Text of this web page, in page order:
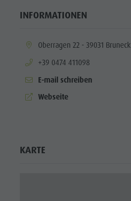
INFORMATIONEN
aria.location:
Oberragen 22 - 39031 Bruneck
aria.phone:
+39 0474 411098
E-mail schreiben
aria.website:
Webseite
KARTE